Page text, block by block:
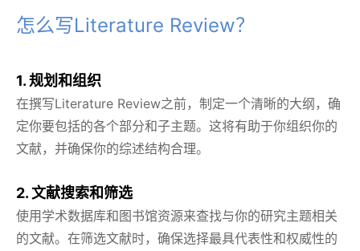
怎么写Literature Review？
1. 规划和组织
在撰写Literature Review之前，制定一个清晰的大纲，确
定你要包括的各个部分和子主题。这将有助于你组织你的
文献，并确保你的综述结构合理。
2. 文献搜索和筛选
使用学术数据库和图书馆资源来查找与你的研究主题相关
的文献。在筛选文献时，确保选择最具代表性和权威性的